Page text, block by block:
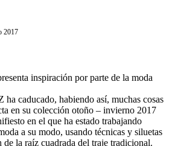
2017
inspiración por parte de la moda
caducado, habiendo así, muchas cosas
en su colección otoño – invierno 2017
en el que ha estado trabajando
a su modo, usando técnicas y siluetas
de la raíz cuadrada del traje tradicional.